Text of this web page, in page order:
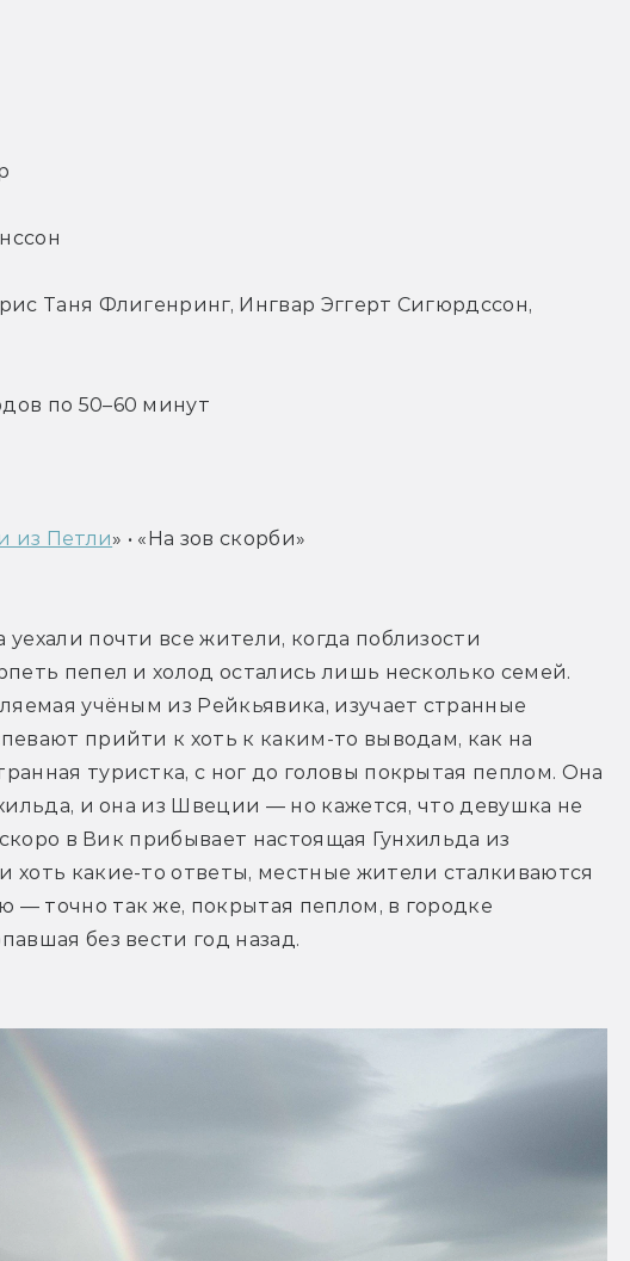
Таня Флигенринг, Ингвар Эггерт Сигюрдссон,
по 50–60 минут
из Петли» • «На зов скорби»
уехали почти все жители, когда поблизости
пепел и холод остались лишь несколько семей.
учёным из Рейкьявика, изучает странные
прийти к хоть к каким-то выводам, как на
туристка, с ног до головы покрытая пеплом. Она
и она из Швеции — но кажется, что девушка не
в Вик прибывает настоящая Гунхильда из
какие-то ответы, местные жители сталкиваются
точно так же, покрытая пеплом, в городке
без вести год назад.